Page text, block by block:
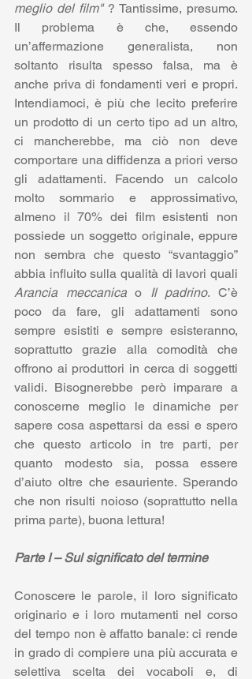
meglio del film" ? Tantissime, presumo.
Il problema è che, essendo
un’affermazione generalista, non
soltanto risulta spesso falsa, ma è
anche priva di fondamenti veri e propri.
Intendiamoci, è più che lecito preferire
un prodotto di un certo tipo ad un altro,
ci mancherebbe, ma ciò non deve
comportare una diffidenza a priori verso
gli adattamenti. Facendo un calcolo
molto sommario e approssimativo,
almeno il 70% dei film esistenti non
possiede un soggetto originale, eppure
non sembra che questo “svantaggio”
Arancia meccanica o Il padrino. C’è
poco da fare, gli adattamenti sono
sempre esistiti e sempre esisteranno,
soprattutto grazie alla comodità che
offrono ai produttori in cerca di soggetti
validi. Bisognerebbe però imparare a
conoscerne meglio le dinamiche per
sapere cosa aspettarsi da essi e spero
che questo articolo in tre parti, per
quanto modesto sia, possa essere
d’aiuto oltre che esauriente. Sperando
che non risulti noioso (soprattutto nella
prima parte), buona lettura!
Parte I – Sul significato del termine
Conoscere le parole, il loro significato
originario e i loro mutamenti nel corso
del tempo non è affatto banale: ci rende
in grado di compiere una più accurata e
selettiva scelta dei vocaboli e, di